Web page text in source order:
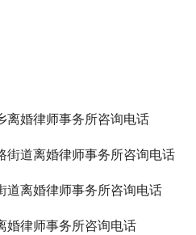
离婚律师事务所咨询电话
街道离婚律师事务所咨询电话
道离婚律师事务所咨询电话
婚律师事务所咨询电话